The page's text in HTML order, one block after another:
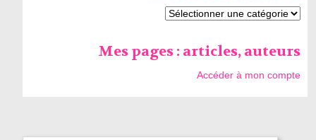
Mes pages : articles, auteurs
Accéder à mon compte